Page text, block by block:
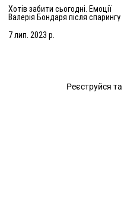
Хотів забити сьогодні. Емоції
Валерія Бондаря після спарингу
7 лип. 2023 р.